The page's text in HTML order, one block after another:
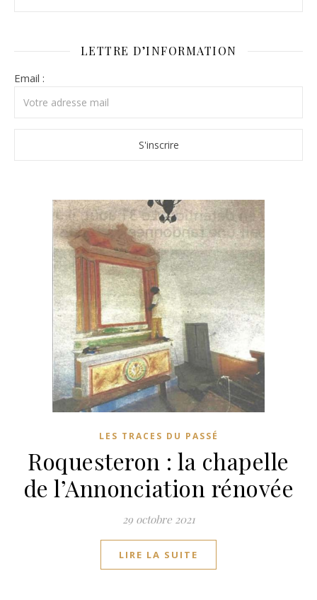
LETTRE D’INFORMATION
Email :
LES TRACES DU PASSÉ
Roquesteron : la chapelle
de l’Annonciation rénovée
29 octobre 2021
LIRE LA SUITE